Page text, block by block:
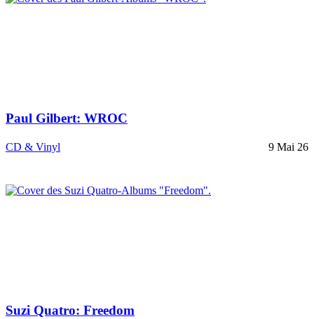
Paul Gilbert: WROC
CD & Vinyl 9 Mai 26
Suzi Quatro: Freedom